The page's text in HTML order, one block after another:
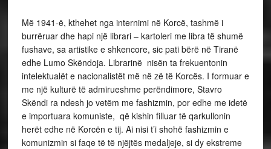
Më 1941-ë, kthehet nga internimi në Korcë, tashmë i
burrëruar dhe hapi një librari – kartoleri me libra të shumë
fushave, sa artistike e shkencore, sic pati bërë në Tiranë
edhe Lumo Skëndoja. Librarinë nisën ta frekuentonin
intelektualët e nacionalistët më në zë të Korcës. I formuar e
me një kulturë të admirueshme perëndimore, Stavro
Skëndi ra ndesh jo vetëm me fashizmin, por edhe me idetë
e importuara komuniste, që kishin filluar të qarkullonin
herët edhe në Korcën e tij. Ai nisi t’i shohë fashizmin e
komunizmin si faqe të të njëjtës medaljeje, si dy ekstreme